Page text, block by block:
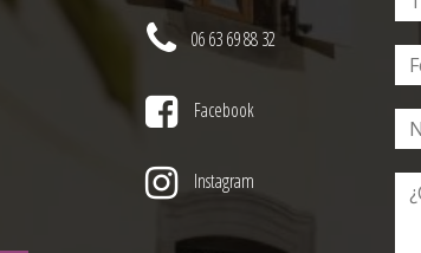
06 63 69 88 32
Facebook
Instagram